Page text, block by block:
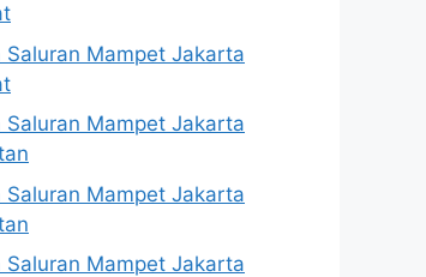
Saluran Mampet Jakarta
Saluran Mampet Jakarta
Saluran Mampet Jakarta
Saluran Mampet Jakarta